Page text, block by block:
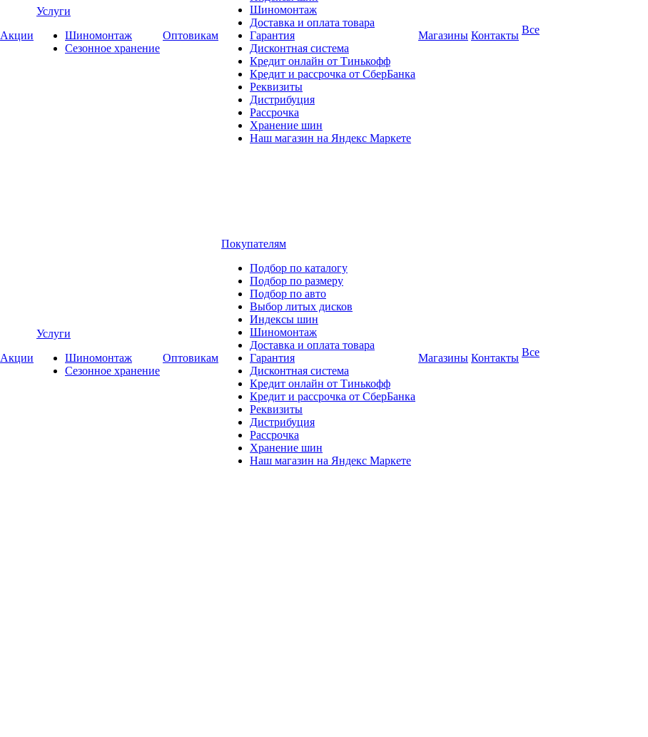
Акции
Услуги
Шиномонтаж
Сезонное хранение
Оптовикам
Шиномонтаж
Доставка и оплата товара
Гарантия
Дисконтная система
Кредит онлайн от Тинькофф
Кредит и рассрочка от СберБанка
Реквизиты
Дистрибуция
Рассрочка
Хранение шин
Наш магазин на Яндекс Маркете
Магазины Контакты Все
Акции
Услуги
Шиномонтаж
Сезонное хранение
Оптовикам
Покупателям
Подбор по каталогу
Подбор по размеру
Подбор по авто
Выбор литых дисков
Индексы шин
Шиномонтаж
Доставка и оплата товара
Гарантия
Дисконтная система
Кредит онлайн от Тинькофф
Кредит и рассрочка от СберБанка
Реквизиты
Дистрибуция
Рассрочка
Хранение шин
Наш магазин на Яндекс Маркете
Магазины Контакты Все